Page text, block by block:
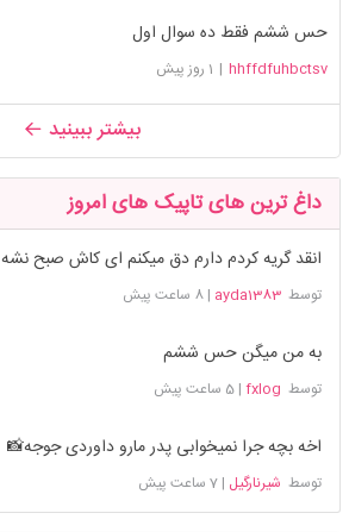
حس ششم فقط ده سوال اول
hhffdfuhbctsv
| 1 روز پیش
بیشتر ببینید
داغ ترین های تاپیک های امروز
انقد گریه کردم دارم دق میکنم ای کاش صبح نشه
توسطayda1383
|8 ساعت پیش
به من میگن حس ششم
توسط fxlog
|5 ساعت پیش
اخه بچه جرا نمیخوابی پدر مارو داوردی جوجه📸
توسط شیرنارگیل |7 ساعت پیش